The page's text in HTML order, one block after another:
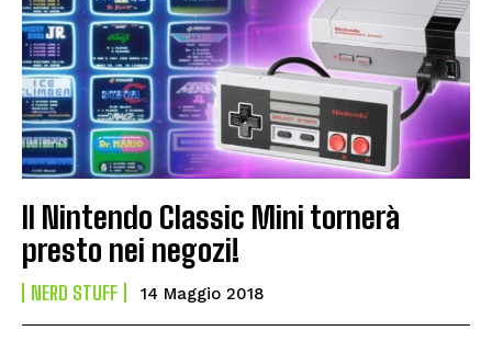
Il Nintendo Classic Mini tornerà
presto nei negozi!
NERD STUFF 14 Maggio 2018